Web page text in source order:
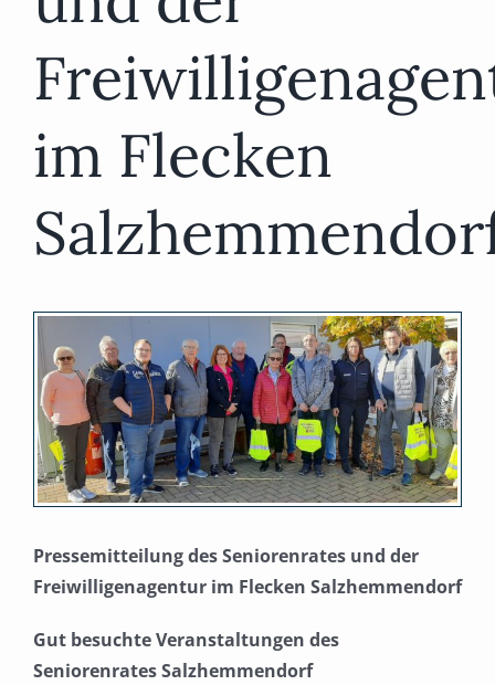
im Flecken
grösseres
Bild
Pressemitteilung des Seniorenrates und der
Freiwilligenagentur im Flecken Salzhemmendorf
Gut besuchte Veranstaltungen des
Seniorenrates Salzhemmendorf